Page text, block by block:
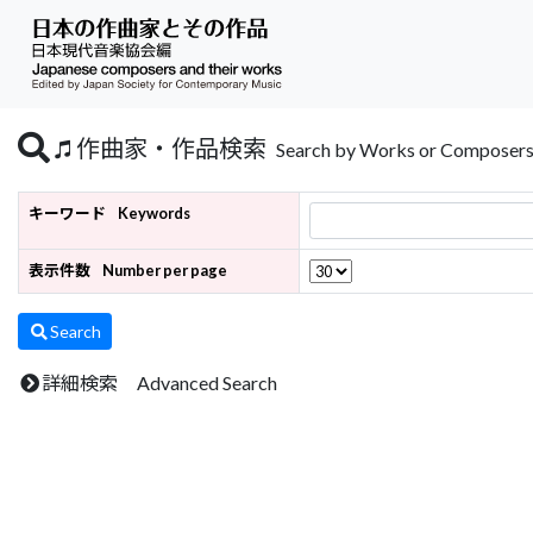
作曲家・作品検索 Search by Works or Composers
キーワード Keywords
表示件数 Number per page
Search
詳細検索 Advanced Search